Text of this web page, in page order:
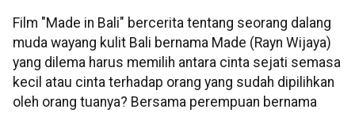
Film "Made in Bali" bercerita tentang seorang dalang
muda wayang kulit Bali bernama Made (Rayn Wijaya)
yang dilema harus memilih antara cinta sejati semasa
kecil atau cinta terhadap orang yang sudah dipilihkan
oleh orang tuanya? Bersama perempuan bernama